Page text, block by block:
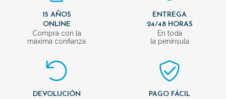
15 AÑOS
ONLINE
Compra con la
máxima confianza
ENTREGA
24/48 HORAS
En toda
la península
DEVOLUCIÓN
PAGO FÁCIL